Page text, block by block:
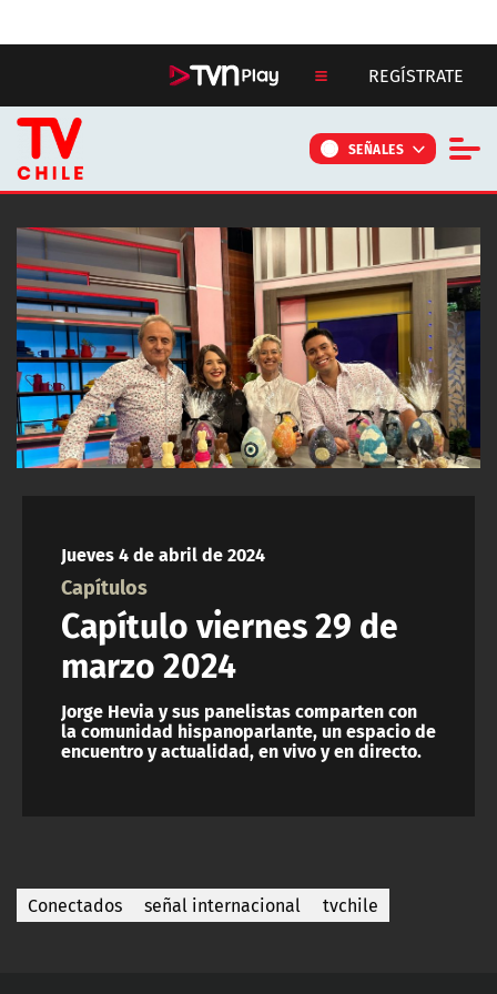
REGÍSTRATE
SEÑALES
PROGRAMAS
CONTÁCTANOS
Jueves 4 de abril de 2024
Capítulos
Capítulo viernes 29 de
marzo 2024
Jorge Hevia y sus panelistas comparten con
la comunidad hispanoparlante, un espacio de
encuentro y actualidad, en vivo y en directo.
Conectados señal internacional tvchile